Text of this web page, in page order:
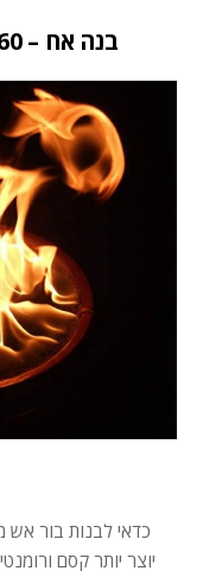
בנה אח – 60 רעיונות מעוררי השראה לחיקוי
כדאי לבנות בור אש
יוצר יותר קסם